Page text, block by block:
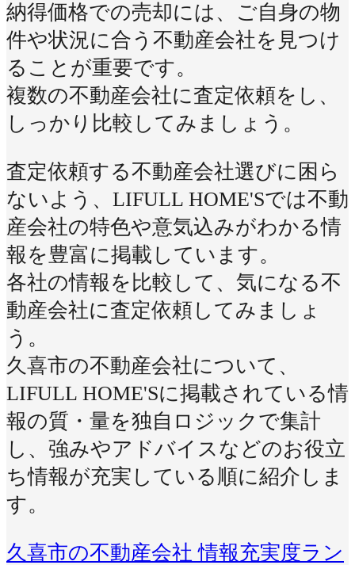
納得価格での売却には、ご自身の物
件や状況に合う不動産会社を見つけ
ることが重要です。
複数の不動産会社に査定依頼をし、
しっかり比較してみましょう。
査定依頼する不動産会社選びに困ら
ないよう、LIFULL HOME'Sでは不動
産会社の特色や意気込みがわかる情
報を豊富に掲載しています。
各社の情報を比較して、気になる不
動産会社に査定依頼してみましょ
う。
久喜市の不動産会社について、
LIFULL HOME'Sに掲載されている情
報の質・量を独自ロジックで集計
し、強みやアドバイスなどのお役立
ち情報が充実している順に紹介しま
す。
久喜市の不動産会社 情報充実度ラン